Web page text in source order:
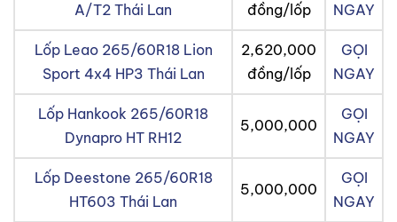
A/T2 Thái Lan
đồng/lốp
NGAY
Lốp Leao 265/60R18 Lion
Sport 4x4 HP3 Thái Lan
2,620,000
đồng/lốp
GỌI
NGAY
Lốp Hankook 265/60R18
Dynapro HT RH12
5,000,000
GỌI
NGAY
Lốp Deestone 265/60R18
HT603 Thái Lan
5,000,000
GỌI
NGAY